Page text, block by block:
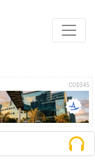
COD345